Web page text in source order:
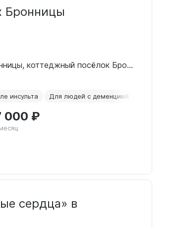
Бронницы
Московская область, Бронницы, коттеджный посёлок Бронницы, 40
инсульта Для людей с деменцией
000 ₽
сердца» в